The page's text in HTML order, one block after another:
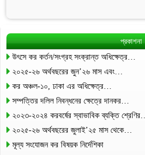
প্রকাশনা
উৎসে কর কর্তন/সংগ্রহ সংক্রান্ত অধিক্ষেত্র…
২০২৫-২৬ অর্থবছরের জুন’২৬ মাস এবং…
কর অঞ্চল-১০, ঢাকা এর অধিক্ষেত্র…
সম্পত্তির দলিল নিবন্ধনের ক্ষেত্রে দানকর…
২০২৩-২০২৪ করবর্ষের স্বাভাবিক ব্যক্তি শ্রেণির…
২০২৫-২৬ অর্থবছরের জুলাই’২৫ মাস থেকে…
মূল্য সংযোজন কর বিষয়ক নির্দেশিকা